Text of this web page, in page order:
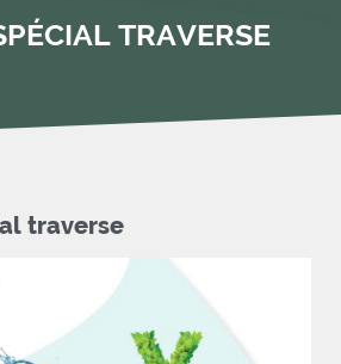
TRAVERSE
traverse